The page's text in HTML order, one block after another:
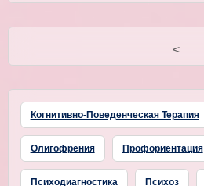
<
Когнитивно-Поведенческая Терапия
Олигофрения Профориентация
Психодиагностика Психоз